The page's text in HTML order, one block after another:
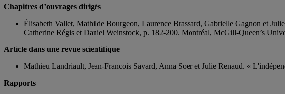
Chapitres d’ouvrages dirigés
Élisabeth Vallet, Mathilde Bourgeon, Laurence Brassard, Gabrielle Gagnon et
Catherine Régis et Daniel Weinstock, p. 182-200. Montréal, McGill-Queen’s
Article dans une revue scientifique
Mathieu Landriault, Jean-Francois Savard, Anna Soer et Julie Renaud. «
Rapports